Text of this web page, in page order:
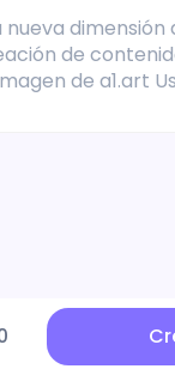
dimensión
de
de a1.art